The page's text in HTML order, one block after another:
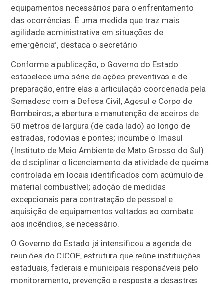
equipamentos necessários para o enfrentamento
das ocorrências. É uma medida que traz mais
agilidade administrativa em situações de
emergência”, destaca o secretário.
Conforme a publicação, o Governo do Estado
estabelece uma série de ações preventivas e de
preparação, entre elas a articulação coordenada pela
Semadesc com a Defesa Civil, Agesul e Corpo de
Bombeiros; a abertura e manutenção de aceiros de
50 metros de largura (de cada lado) ao longo de
estradas, rodovias e pontes; incumbe o Imasul
(Instituto de Meio Ambiente de Mato Grosso do Sul)
de disciplinar o licenciamento da atividade de queima
controlada em locais identificados com acúmulo de
material combustível; adoção de medidas
excepcionais para contratação de pessoal e
aquisição de equipamentos voltados ao combate
aos incêndios, se necessário.
O Governo do Estado já intensificou a agenda de
reuniões do CICOE, estrutura que reúne instituições
estaduais, federais e municipais responsáveis pelo
monitoramento, prevenção e resposta a desastres